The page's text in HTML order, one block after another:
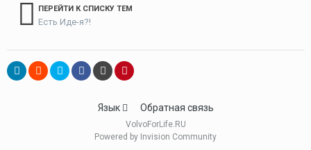
ПЕРЕЙТИ К СПИСКУ ТЕМ
Есть Иде-я?!
Язык Обратная связь
VolvoForLife.RU
Powered by Invision Community